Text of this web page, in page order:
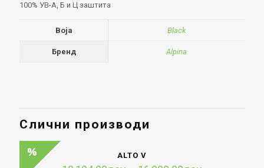
100% УВ-А, Б и Ц заштита
Boja Black
Бренд Alpina
Слични производи
ALTO V